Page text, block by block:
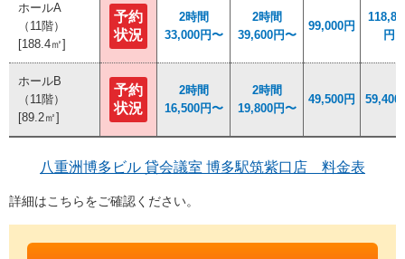
ホールA
（11階）
[188.4㎡]
予約
状況
2時間
33,000円〜
2時間
39,600円〜
99,000円
円
ホールB
（11階）
[89.2㎡]
予約
状況
2時間
16,500円〜
2時間
19,800円〜
49,500円 59,400
ホールA
（11階）
[188.4㎡]
予約
状況
2時間
33,000円〜
2時間
39,600円〜
99,000円
円
ホールB
（11階）
[89.2㎡]
予約
状況
2時間
16,500円〜
2時間
19,800円〜
49,500円 59,400
八重洲博多ビル 貸会議室 博多駅筑紫口店 料金表
詳細はこちらをご確認ください。